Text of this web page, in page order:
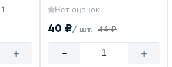
1
+
Нет оценок
40 ₽/ шт. 44 ₽
- +